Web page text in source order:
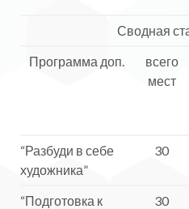
Сводная
Программа доп.
всего
мест
“Разбуди в себе
художника”
30
“Подготовка к
30